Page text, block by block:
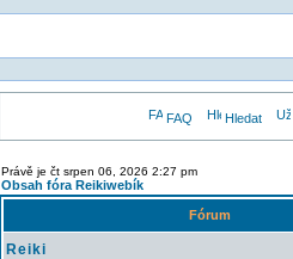
FAQ Hledat
Právě je čt srpen 06, 2026 2:27 pm
Obsah fóra Reikiwebík
Fórum
Reiki